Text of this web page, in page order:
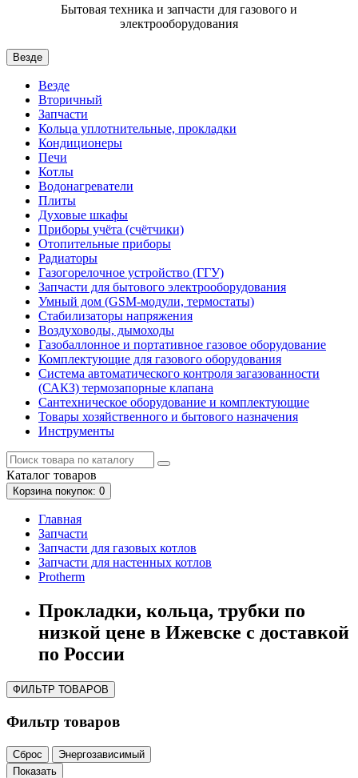
Бытовая техника и запчасти для газового и
электрооборудования
Везде
Везде
Вторичный
Запчасти
Кольца уплотнительные, прокладки
Кондиционеры
Печи
Котлы
Водонагреватели
Плиты
Духовые шкафы
Приборы учёта (счётчики)
Отопительные приборы
Радиаторы
Газогорелочное устройство (ГГУ)
Запчасти для бытового электрооборудования
Умный дом (GSM-модули, термостаты)
Cтабилизаторы напряжения
Воздуховоды, дымоходы
Газобаллонное и портативное газовое оборудование
Комплектующие для газового оборудования
Система автоматического контроля загазованности
(САКЗ) термозапорные клапана
Сантехническое оборудование и комплектующие
Товары хозяйственного и бытового назначения
Инструменты
Каталог товаров
Корзинапокупок: 0
Главная
Запчасти
Запчасти для газовых котлов
Запчасти для настенных котлов
Protherm
Прокладки, кольца, трубки по
низкой цене в Ижевске с доставкой
по России
ФИЛЬТР ТОВАРОВ
Фильтр товаров
Сброс
Энергозависимый
Показать